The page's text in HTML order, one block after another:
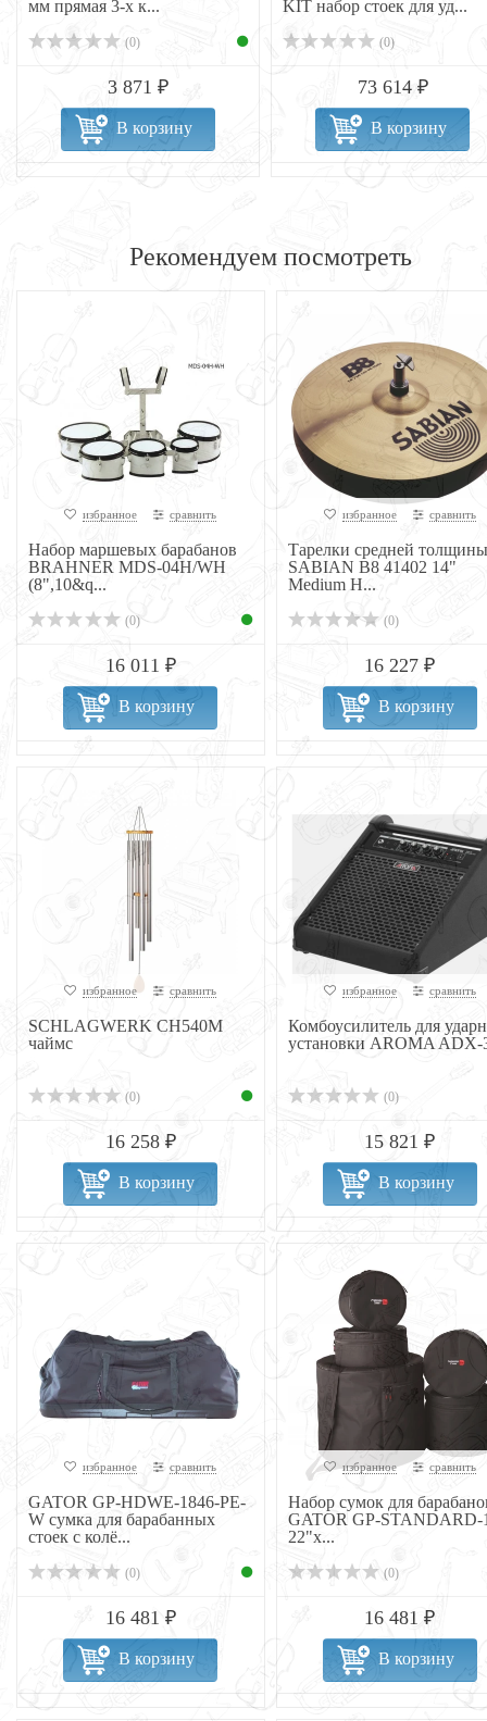
мм прямая 3-х к...
(0)
3 871 ₽
В корзину
KIT набор стоек для уд...
(0)
73 614 ₽
В корзину
Рекомендуем посмотреть
избранное сравнить
Набор маршевых барабанов
BRAHNER MDS-04H/WH
(8",10&q...
(0)
16 011 ₽
В корзину
избранное сравнить
Тарелки средней толщины
SABIAN B8 41402 14"
Medium H...
(0)
16 227 ₽
В корзину
избранное сравнить
SCHLAGWERK CH540M
чаймс
(0)
16 258 ₽
В корзину
избранное сравнить
Комбоусилитель для
установки AROMA ADX-
(0)
15 821 ₽
В корзину
избранное сравнить
GATOR GP-HDWE-1846-PE-
W сумка для барабанных
стоек с колё...
(0)
16 481 ₽
В корзину
избранное сравнить
Набор сумок для
GATOR GP-STANDARD-
22"х...
(0)
16 481 ₽
В корзину